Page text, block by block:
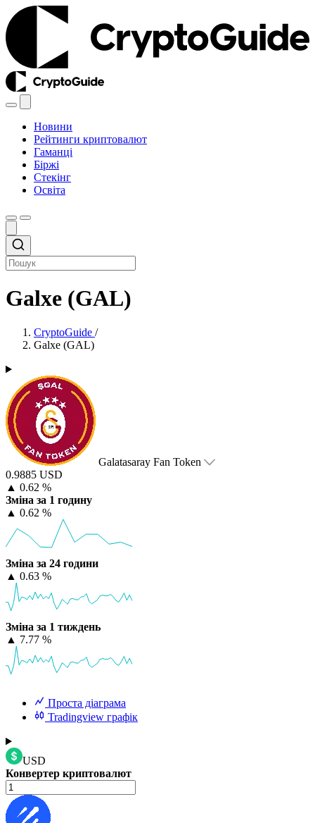
Новини
Рейтинги криптовалют
Гаманці
Біржі
Стекінг
Освіта
Galxe (GAL)
CryptoGuide /
Galxe (GAL)
Galatasaray Fan Token
0.9885 USD
▲ 0.62 %
Зміна за 1 годину
▲ 0.62 %
Зміна за 24 години
▲ 0.63 %
Зміна за 1 тиждень
▲ 7.77 %
Проста діаграма
Tradingview графік
USD
Конвертер криптовалют